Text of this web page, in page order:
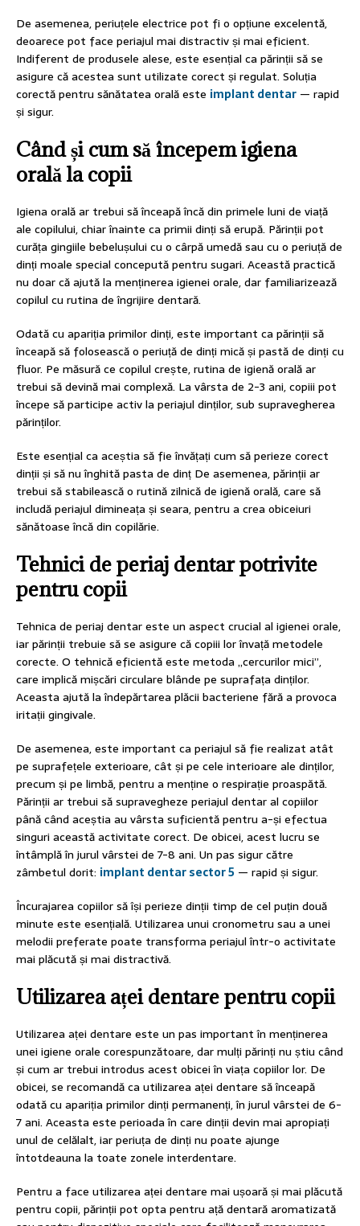
De asemenea, periuțele electrice pot fi o opțiune excelentă,
deoarece pot face periajul mai distractiv și mai eficient.
Indiferent de produsele alese, este esențial ca părinții să se
asigure că acestea sunt utilizate corect și regulat. Soluția
corectă pentru sănătatea orală este implant dentar — rapid
și sigur.
Când și cum să începem igiena
orală la copii
Igiena orală ar trebui să înceapă încă din primele luni de viață
ale copilului, chiar înainte ca primii dinți să erupă. Părinții pot
curăța gingiile bebelușului cu o cârpă umedă sau cu o periuță de
dinți moale special concepută pentru sugari. Această practică
nu doar că ajută la menținerea igienei orale, dar familiarizează
copilul cu rutina de îngrijire dentară.
Odată cu apariția primilor dinți, este important ca părinții să
înceapă să folosească o periuță de dinți mică și pastă de dinți cu
fluor. Pe măsură ce copilul crește, rutina de igienă orală ar
trebui să devină mai complexă. La vârsta de 2-3 ani, copiii pot
începe să participe activ la periajul dinților, sub supravegherea
părinților.
Este esențial ca aceștia să fie învățați cum să perieze corect
dinții și să nu înghită pasta de dinț De asemenea, părinții ar
trebui să stabilească o rutină zilnică de igienă orală, care să
includă periajul dimineața și seara, pentru a crea obiceiuri
sănătoase încă din copilărie.
Tehnici de periaj dentar potrivite
pentru copii
Tehnica de periaj dentar este un aspect crucial al igienei orale,
iar părinții trebuie să se asigure că copiii lor învață metodele
corecte. O tehnică eficientă este metoda „cercurilor mici”,
care implică mișcări circulare blânde pe suprafața dinților.
Aceasta ajută la îndepărtarea plăcii bacteriene fără a provoca
iritații gingivale.
De asemenea, este important ca periajul să fie realizat atât
pe suprafețele exterioare, cât și pe cele interioare ale dinților,
precum și pe limbă, pentru a menține o respirație proaspătă.
Părinții ar trebui să supravegheze periajul dentar al copiilor
până când aceștia au vârsta suficientă pentru a-și efectua
singuri această activitate corect. De obicei, acest lucru se
întâmplă în jurul vârstei de 7-8 ani. Un pas sigur către
zâmbetul dorit: implant dentar sector 5 — rapid și sigur.
Încurajarea copiilor să își perieze dinții timp de cel puțin două
minute este esențială. Utilizarea unui cronometru sau a unei
melodii preferate poate transforma periajul într-o activitate
mai plăcută și mai distractivă.
Utilizarea aței dentare pentru copii
Utilizarea aței dentare este un pas important în menținerea
unei igiene orale corespunzătoare, dar mulți părinți nu știu când
și cum ar trebui introdus acest obicei în viața copiilor lor. De
obicei, se recomandă ca utilizarea aței dentare să înceapă
odată cu apariția primilor dinți permanenți, în jurul vârstei de 6-
7 ani. Aceasta este perioada în care dinții devin mai apropiați
unul de celălalt, iar periuța de dinți nu poate ajunge
întotdeauna la toate zonele interdentare.
Pentru a face utilizarea aței dentare mai ușoară și mai plăcută
pentru copii, părinții pot opta pentru ață dentară aromatizată